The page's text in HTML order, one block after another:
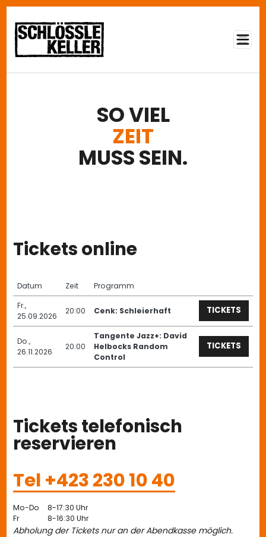
SO VIEL
ZEIT
MUSS SEIN.
Tickets online
Datum Zeit
Programm
Fr.,
25.09.2026
20:00 Cenk: Schleierhaft TICKETS
Do.,
26.11.2026
20:00
Tangente Jazz+: David
Helbocks Random
Control
TICKETS
Tickets telefonisch
reservieren
Tel +423 230 10 40
Mo-Do
8-17:30 Uhr
Fr
8-16:30 Uhr
Abholung der Tickets nur an der Abendkasse möglich.